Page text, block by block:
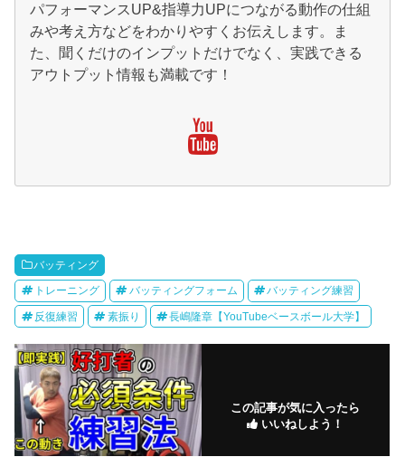
パフォーマンスUP&指導力UPにつながる動作の仕組
みや考え方などをわかりやすくお伝えします。ま
た、聞くだけのインプットだけでなく、実践できる
アウトプット情報も満載です！
バッティング
トレーニング バッティングフォーム バッティング練習
反復練習 素振り 長嶋隆章【YouTubeベースボール大学】
この記事が気に入ったら
いいねしよう！